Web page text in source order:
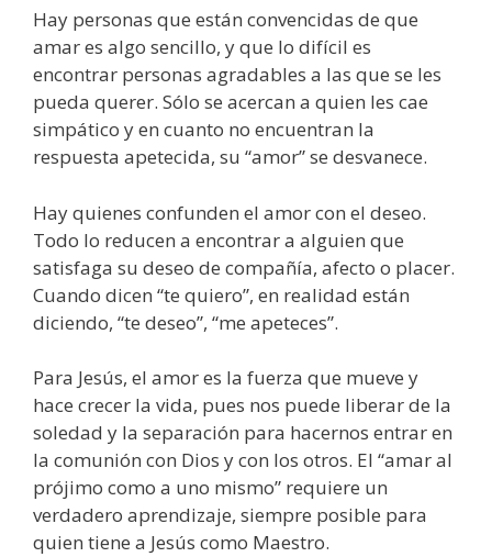
Hay personas que están convencidas de que
amar es algo sencillo, y que lo difícil es
encontrar personas agradables a las que se les
pueda querer. Sólo se acercan a quien les cae
simpático y en cuanto no encuentran la
respuesta apetecida, su “amor” se desvanece.
Hay quienes confunden el amor con el deseo.
Todo lo reducen a encontrar a alguien que
satisfaga su deseo de compañía, afecto o placer.
Cuando dicen “te quiero”, en realidad están
diciendo, “te deseo”, “me apeteces”.
Para Jesús, el amor es la fuerza que mueve y
hace crecer la vida, pues nos puede liberar de la
soledad y la separación para hacernos entrar en
la comunión con Dios y con los otros. El “amar al
prójimo como a uno mismo” requiere un
verdadero aprendizaje, siempre posible para
quien tiene a Jesús como Maestro.